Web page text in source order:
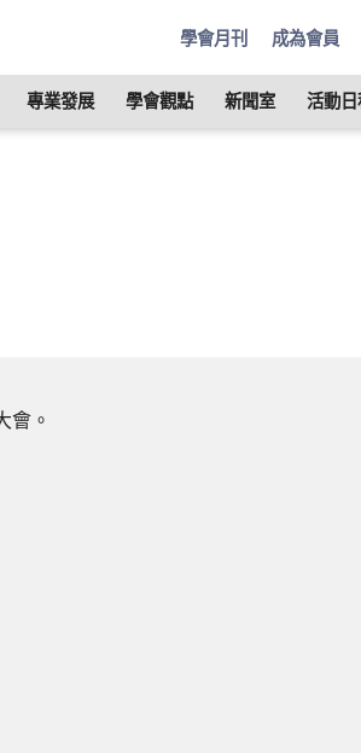
學會月刊 成為會員
專業發展 學會觀點 新聞室 活動日
會。